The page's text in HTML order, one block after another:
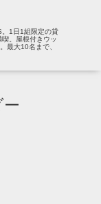
。1日1組限定の貸
。屋根付きウッ
最大10名まで、